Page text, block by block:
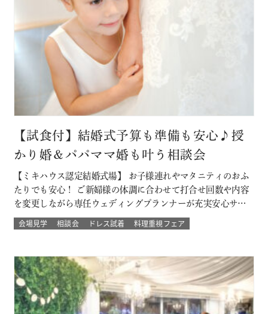
【試食付】結婚式予算も準備も安心♪授
かり婚＆パパママ婚も叶う相談会
【ミキハウス認定結婚式場】 お子様連れやマタニティのおふ
たりでも安心！ ご新婦様の体調に合わせて打合せ回数や内容
を変更しながら専任ウェディングプランナーが充実安心サポ
ート 授かり婚のカップルもパパママ婚のカップルが不安な部
分をすべて解消 必要なベビー用品やお部屋などもすべて結婚
ピー♪ 新しく人気の春婚プ…
会場見学 相談会 ドレス試着 料理重視フェア